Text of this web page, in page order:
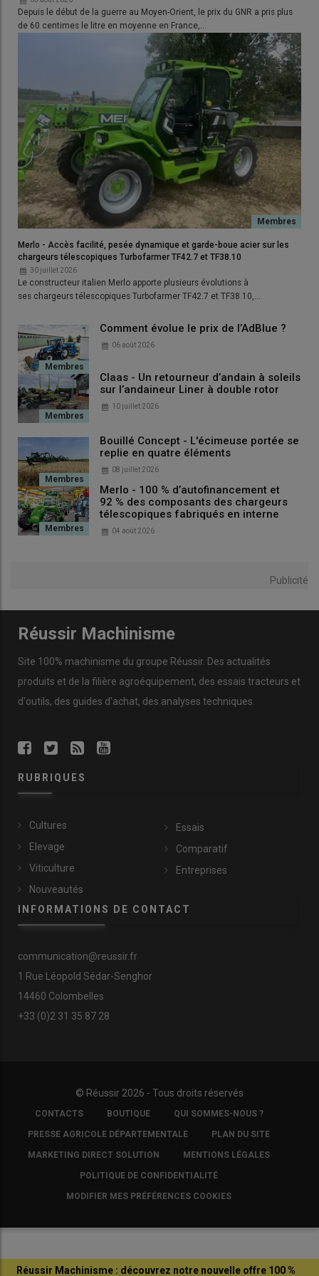
Lire aussi :Le GNR remplacé par un gazole agricole
Utiliser au maximum le guidage ou l'autoguidage par
GPS, afin de limiter les recoupements dans la parcelle.
Faire respirer son tracteur.L'entretien régulier, qui passe
par unsoufflage régulier du filtre à air et des radiateurs,
évite les surconsommations.
Lire aussi :
Le prix du GNR flambe, mais que paient
Depuis le début de la guerre au Moyen-Orient, le prix du GNR a pris plus
de 60 centimes le litre en moyenne en France,…
Merlo - Accès facilité, pesée dynamique et garde-boue acier sur les
chargeurs télescopiques Turbofarmer TF42.7 et TF38.10
30 juillet 2026
Le constructeur italien Merlo apporte plusieurs évolutions à
ses chargeurs télescopiques Turbofarmer TF42.7 et TF38.10,…
Comment évolue le prix de l’AdBlue ?
06 août 2026
Claas - Un retourneur d’andain à soleils
sur l’andaineur Liner à double rotor
10 juillet 2026
Bouillé Concept - L'écimeuse portée se
replie en quatre éléments
08 juillet 2026
Merlo - 100 % d’autofinancement et
92 % des composants des chargeurs
télescopiques fabriqués en interne
04 août 2026
Publicité
Réussir Machinisme
Site 100% machinisme du groupe Réussir. Des actualités
produits et de la filière agroéquipement, des essais tracteurs et
d'outils, des guides d'achat, des analyses techniques.
RUBRIQUES
Cultures
Elevage
Viticulture
Nouveautés
Essais
Comparatif
Entreprises
INFORMATIONS DE CONTACT
communication@reussir.fr
1 Rue Léopold Sédar-Senghor
14460 Colombelles
+33 (0)2 31 35 87 28
© Réussir 2026 - Tous droits réservés
FOOTER
COPYRIGHT
CONTACTS BOUTIQUE QUI SOMMES-NOUS ?
PRESSE AGRICOLE DÉPARTEMENTALE PLAN DU SITE
MARKETING DIRECT SOLUTION MENTIONS LÉGALES
POLITIQUE DE CONFIDENTIALITÉ
MODIFIER MES PRÉFÉRENCES COOKIES
Réussir Machinisme : découvrez notre nouvelle offre 100 %